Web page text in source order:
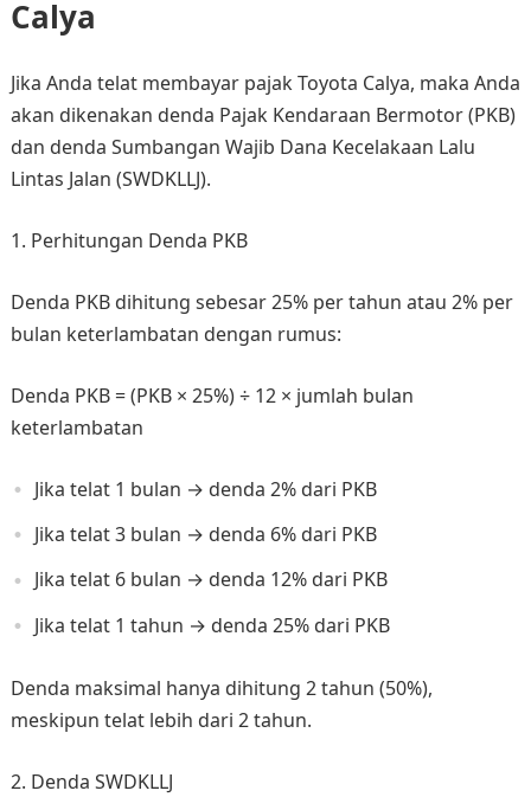
Calya
Jika Anda telat membayar pajak Toyota Calya, maka Anda
akan dikenakan denda Pajak Kendaraan Bermotor (PKB)
dan denda Sumbangan Wajib Dana Kecelakaan Lalu
Lintas Jalan (SWDKLLJ).
1. Perhitungan Denda PKB
Denda PKB dihitung sebesar 25% per tahun atau 2% per
bulan keterlambatan dengan rumus:
Denda PKB = (PKB × 25%) ÷ 12 × jumlah bulan
keterlambatan
Jika telat 1 bulan → denda 2% dari PKB
Jika telat 3 bulan → denda 6% dari PKB
Jika telat 6 bulan → denda 12% dari PKB
Jika telat 1 tahun → denda 25% dari PKB
Denda maksimal hanya dihitung 2 tahun (50%),
meskipun telat lebih dari 2 tahun.
2. Denda SWDKLLJ